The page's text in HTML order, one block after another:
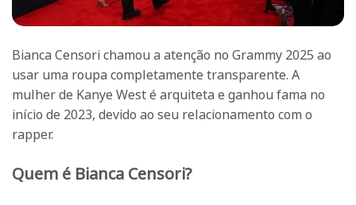
Bianca Censori chamou a atenção no Grammy 2025 ao
usar uma roupa completamente transparente. A
mulher de Kanye West é arquiteta e ganhou fama no
início de 2023, devido ao seu relacionamento com o
rapper.
Quem é Bianca Censori?